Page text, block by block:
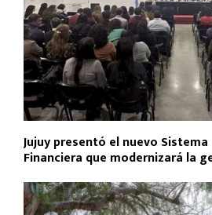
Jujuy presentó el nuevo
Financiera que modernizará la